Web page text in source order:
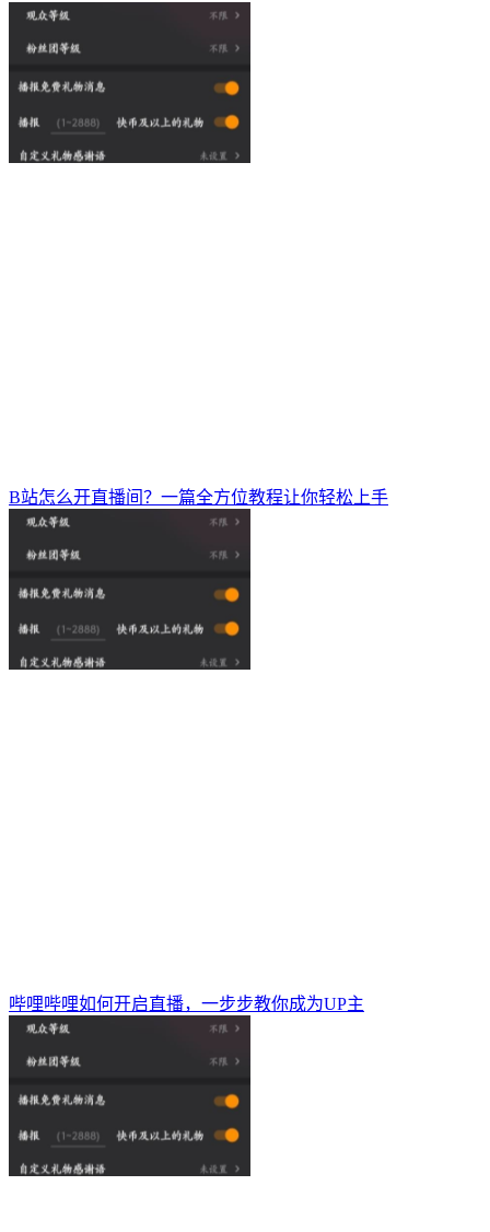
B站怎么开直播间？一篇全方位教程让你轻松上手
哔哩哔哩如何开启直播，一步步教你成为UP主